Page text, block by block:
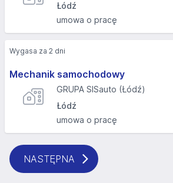
Łódź
umowa o pracę
Mechanik samochodowy
GRUPA SISauto (Łódź)
Łódź
umowa o pracę
Wygasa za 2 dni
NASTĘPNA